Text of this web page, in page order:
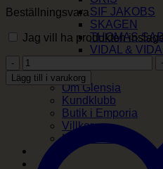
SIF JAKOBS
SKAGEN
THOMAS
VIDAL & VIDAL
Om oss
Om Glensia
Kundklubb
Butik i Emporia
Villkor
Kontakta oss
Beställningsvara
Jag vill ha produkten
CAROLINE
SVEDBOM
-
DROP
GOLD
ROSE
mängd
Lägg till i varukorg